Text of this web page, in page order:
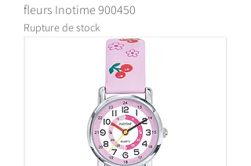
fleurs Inotime 900450
Rupture de stock